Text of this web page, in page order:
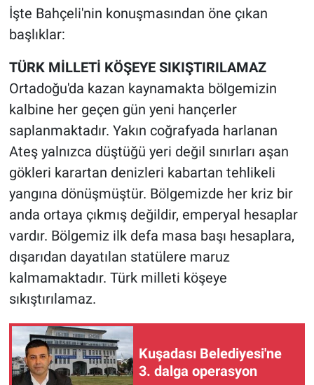
İşte Bahçeli'nin konuşmasından öne çıkan
başlıklar:
TÜRK MİLLETİ KÖŞEYE SIKIŞTIRILAMAZ
Ortadoğu'da kazan kaynamakta bölgemizin
kalbine her geçen gün yeni hançerler
saplanmaktadır. Yakın coğrafyada harlanan
Ateş yalnızca düştüğü yeri değil sınırları aşan
gökleri karartan denizleri kabartan tehlikeli
yangına dönüşmüştür. Bölgemizde her kriz bir
anda ortaya çıkmış değildir, emperyal hesaplar
vardır. Bölgemiz ilk defa masa başı hesaplara,
dışarıdan dayatılan statülere maruz
kalmamaktadır. Türk milleti köşeye
sıkıştırılamaz.
Kuşadası Belediyesi'ne
3. dalga operasyon